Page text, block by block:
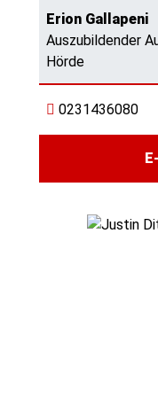
Erion Gallapeni
Auszubildender
Hörde
0231436080